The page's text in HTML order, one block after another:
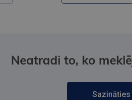
Neatradi to, ko
Sazināties